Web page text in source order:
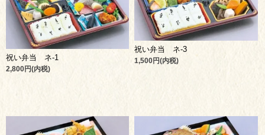
祝い弁当 ネ-1
2,800円(内税)
祝い弁当 ネ-3
1,500円(内税)